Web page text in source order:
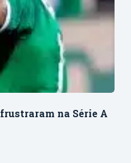
frustraram na Série A